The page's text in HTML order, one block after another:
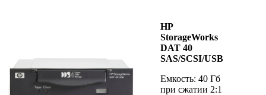
HP
StorageWorks
DAT 40
SAS/SCSI/USB
Емкость: 40 Гб
при сжатии 2:1